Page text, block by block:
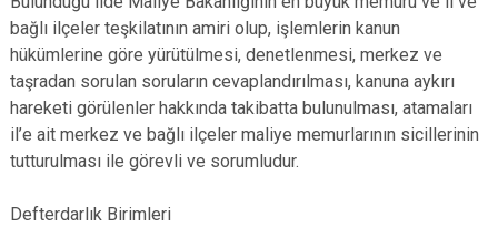
bağlı ilçeler teşkilatının amiri olup, işlemlerin kanun
hükümlerine göre yürütülmesi, denetlenmesi, merkez ve
taşradan sorulan soruların cevaplandırılması, kanuna aykırı
hareketi görülenler hakkında takibatta bulunulması, atamaları
il’e ait merkez ve bağlı ilçeler maliye memurlarının sicillerinin
tutturulması ile görevli ve sorumludur.
Defterdarlık Birimleri